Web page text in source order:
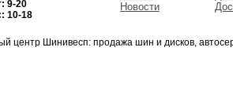
9-20
18
Новости
центр Шинивесп: продажа шин и дисков,